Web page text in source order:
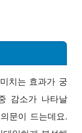
치는 효과가 궁
감소가 나타날
문이 드는데요.